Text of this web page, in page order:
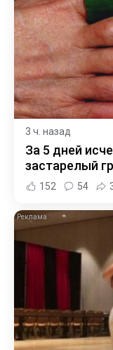
3 ч. назад
За 5 дней
застарелый
152 54